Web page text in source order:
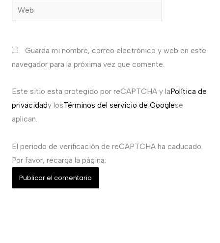
Web
Guarda mi nombre, correo electrónico y web en este
navegador para la próxima vez que comente.
Este sitio esta protegido por reCAPTCHA y laPolítica de
privacidady losTérminos del servicio de Googlese
aplican.
El periodo de verificación de reCAPTCHA ha caducado.
Por favor, recarga la página.